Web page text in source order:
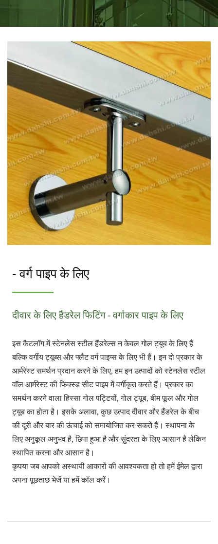
- वर्ग पाइप के लिए
दीवार के लिए हैंडरेल फिटिंग - वर्गाकार पाइप के लिए
इस कैटलॉग में स्टेनलेस स्टील हैंडरेल्स न केवल गोल ट्यूब के लिए हैं
बल्कि वर्गीय ट्यूब्स और फ्लैट वर्ग पाइप्स के लिए भी हैं। इन दो प्रकार के
आर्मरेस्ट समर्थन प्रदान करने के लिए, हम इन उत्पादों को स्टेनलेस स्टील
वॉल आर्मरेस्ट की फिक्स्ड सीट पाइप में वर्गीकृत करते हैं। प्रकार का
समर्थन करने वाला हिस्सा गोल पट्टियों, गोल ट्यूब, बीम फूल और गोल
ट्यूब का होता है। इसके अलावा, कुछ उत्पाद दीवार और हैंडरेल के बीच
की दूरी और बार की ऊंचाई को समायोजित कर सकते हैं। स्थापना के
लिए अनुकूल अनुभव है, छिपा हुआ है और सुंदरता के लिए आसान है लेकिन
स्थापित करना और आसान है।
कृपया जब आपको अस्थायी आकारों की आवश्यकता हो तो हमें ईमेल द्वारा
अपना पूछताछ भेजें या हमें कॉल करें।